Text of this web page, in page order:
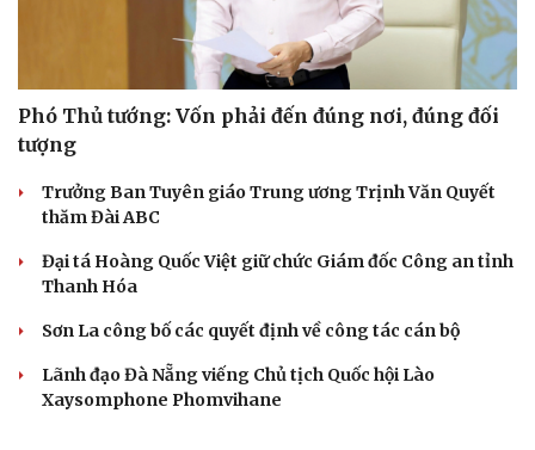
Phó Thủ tướng: Vốn phải đến đúng nơi, đúng đối
tượng
Trưởng Ban Tuyên giáo Trung ương Trịnh Văn Quyết
thăm Đài ABC
Đại tá Hoàng Quốc Việt giữ chức Giám đốc Công an tỉnh
Thanh Hóa
Sơn La công bố các quyết định về công tác cán bộ
Lãnh đạo Đà Nẵng viếng Chủ tịch Quốc hội Lào
Xaysomphone Phomvihane